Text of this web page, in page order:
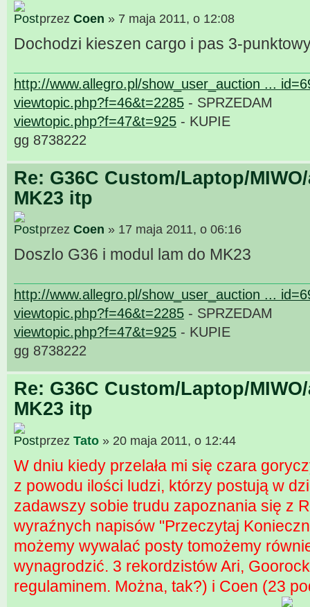
przez Coen » 7 maja 2011, o 12:08
Dochodzi kieszen cargo i pas 3-
http://www.allegro.pl/show_user_auction ...
viewtopic.php?f=46&t=2285 - SPRZEDAM
viewtopic.php?f=47&t=925 - KUPIE
gg 8738222
Re: G36C Custom/Laptop/
MK23 itp
przez Coen » 17 maja 2011, o 06:16
Doszlo G36 i modul lam do MK23
http://www.allegro.pl/show_user_auction ...
viewtopic.php?f=46&t=2285 - SPRZEDAM
viewtopic.php?f=47&t=925 - KUPIE
gg 8738222
Re: G36C Custom/Laptop/
MK23 itp
przez Tato » 20 maja 2011, o 12:44
W dniu kiedy przelała mi się czara
z powodu ilości ludzi, którzy postują w
zadawszy sobie trudu zapoznania się z
wyraźnych napisów "Przeczytaj
możemy wywalać posty tomożemy
wynagrodzić. 3 rekordzistów Ari,
regulaminem. Można, tak?) i Coen (23